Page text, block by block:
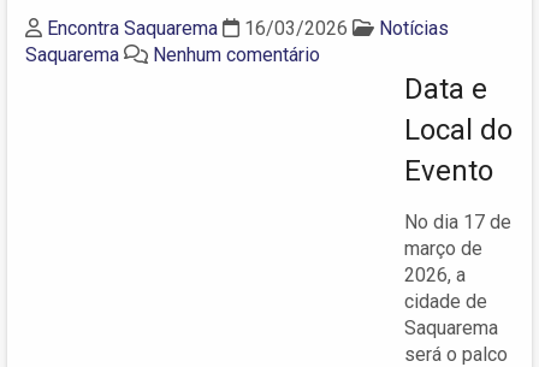
Encontra Saquarema 16/03/2026
Notícias
Saquarema
Nenhum comentário
Data e
Local do
Evento
No dia 17 de
março de
2026, a
cidade de
Saquarema
será o palco